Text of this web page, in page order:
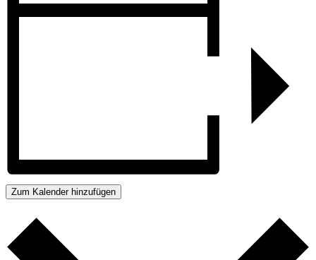
Zum Kalender hinzufügen